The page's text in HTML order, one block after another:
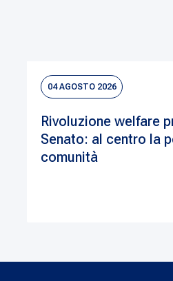
04 AGOSTO 2026
Rivoluzione welfare
Senato: al centro la
comunità